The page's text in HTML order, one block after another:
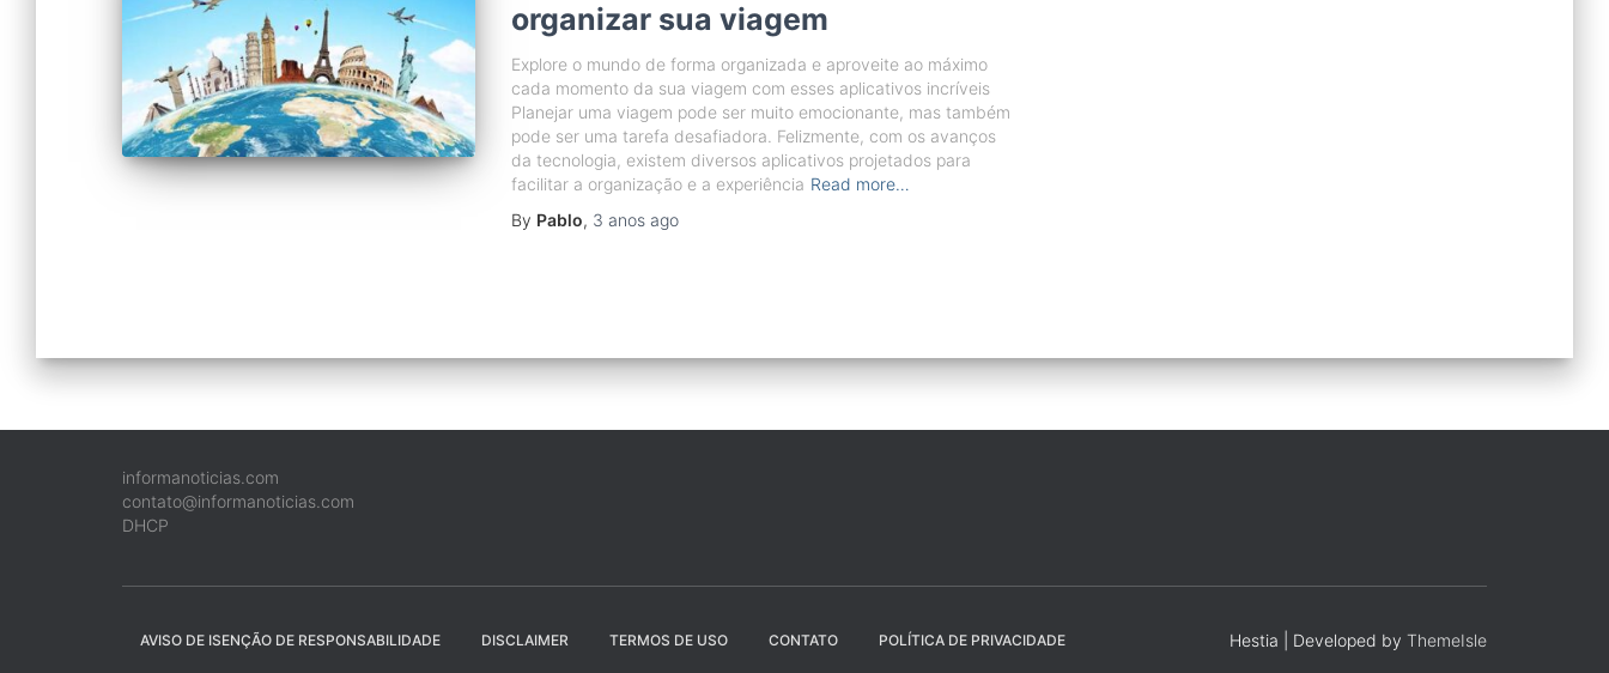
organizar sua viagem
Explore o mundo de forma organizada e aproveite ao máximo
cada momento da sua viagem com esses aplicativos incríveis
Planejar uma viagem pode ser muito emocionante, mas também
pode ser uma tarefa desafiadora. Felizmente, com os avanços
da tecnologia, existem diversos aplicativos projetados para
facilitar a organização e a experiência Read more…
By Pablo, 3 anos ago
informanoticias.com
contato@informanoticias.com
DHCP
AVISO DE ISENÇÃO DE RESPONSABILIDADE DISCLAIMER TERMOS DE USO CONTATO POLÍTICA DE PRIVACIDADE Hestia | Developed by ThemeIsle